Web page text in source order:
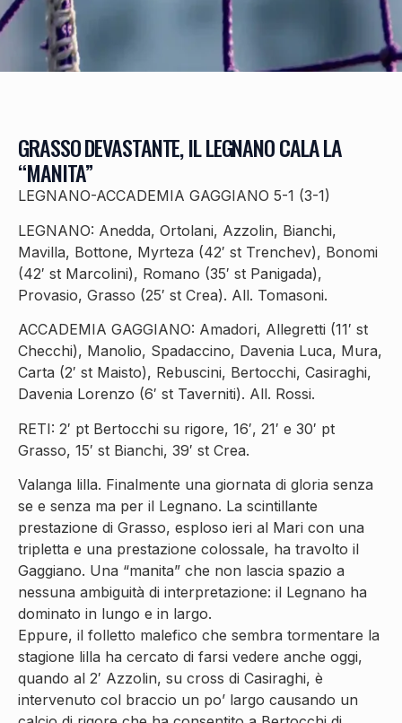
GRASSO DEVASTANTE, IL LEGNANO CALA LA
“MANITA”
LEGNANO-ACCADEMIA GAGGIANO 5-1 (3-1)
LEGNANO: Anedda, Ortolani, Azzolin, Bianchi,
Mavilla, Bottone, Myrteza (42′ st Trenchev), Bonomi
(42′ st Marcolini), Romano (35′ st Panigada),
Provasio, Grasso (25′ st Crea). All. Tomasoni.
ACCADEMIA GAGGIANO: Amadori, Allegretti (11′ st
Checchi), Manolio, Spadaccino, Davenia Luca, Mura,
Carta (2′ st Maisto), Rebuscini, Bertocchi, Casiraghi,
Davenia Lorenzo (6′ st Taverniti). All. Rossi.
RETI: 2′ pt Bertocchi su rigore, 16′, 21′ e 30′ pt
Grasso, 15′ st Bianchi, 39′ st Crea.
Valanga lilla. Finalmente una giornata di gloria senza
se e senza ma per il Legnano. La scintillante
prestazione di Grasso, esploso ieri al Mari con una
tripletta e una prestazione colossale, ha travolto il
Gaggiano. Una “manita” che non lascia spazio a
nessuna ambiguità di interpretazione: il Legnano ha
dominato in lungo e in largo.
Eppure, il folletto malefico che sembra tormentare la
stagione lilla ha cercato di farsi vedere anche oggi,
quando al 2′ Azzolin, su cross di Casiraghi, è
intervenuto col braccio un po’ largo causando un